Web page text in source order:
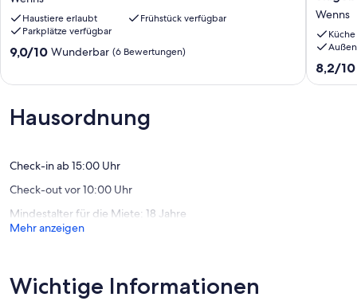
-
Doppelzimmer
1
Wenns
Haustiere erlaubt
Frühstück verfügbar
Parkplätze verfügbar
9.0
(6
Bewertungen)
9,0/10 Wunderbar (6 Bewertungen)
der
Nähe
des
Wenns
Wenns
Küche
8.2
von
8,2/10
Hausordnung
Check-in ab 15:00 Uhr
Check-out vor 10:00 Uhr
Mindestalter für die Miete: 18 Jahre
Mehr anzeigen
Wichtige Informationen